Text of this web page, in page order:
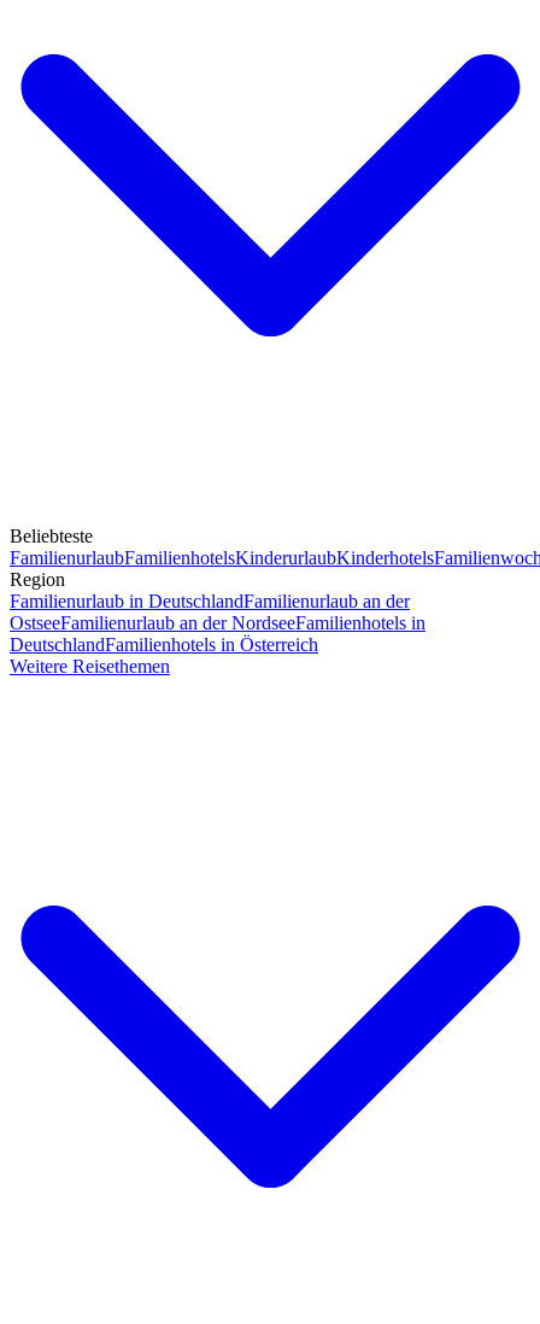
Beliebteste
FamilienurlaubFamilienhotelsKinderurlaubKinderhotels
Region
Familienurlaub in DeutschlandFamilienurlaub an der
OstseeFamilienurlaub an der NordseeFamilienhotels in
DeutschlandFamilienhotels in Österreich
Weitere Reisethemen